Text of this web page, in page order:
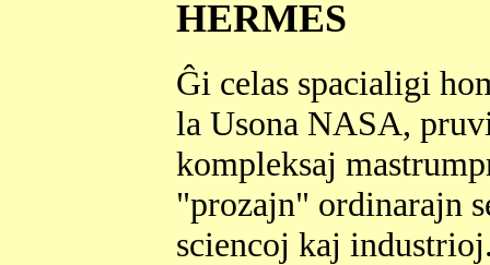
HERMES
Ĝi celas spacialigi
la Usona NASA,
kompleksaj
"prozajn" ordinarajn
sciencoj kaj